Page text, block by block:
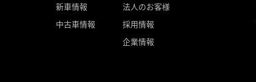
新車情報
中古車情報
法人のお客様
採用情報
企業情報